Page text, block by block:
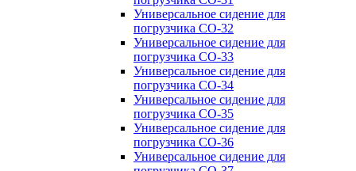
Универсальное сидение для
погрузчика CO-32
Универсальное сидение для
погрузчика CO-33
Универсальное сидение для
погрузчика CO-34
Универсальное сидение для
погрузчика CO-35
Универсальное сидение для
погрузчика CO-36
Универсальное сидение для